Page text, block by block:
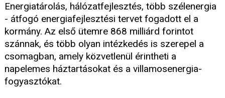
Energiatárolás, hálózatfejlesztés, több szélenergia
- átfogó energiafejlesztési tervet fogadott el a
kormány. Az első ütemre 868 milliárd forintot
szánnak, és több olyan intézkedés is szerepel a
csomagban, amely közvetlenül érintheti a
napelemes háztartásokat és a villamosenergia-
fogyasztókat.